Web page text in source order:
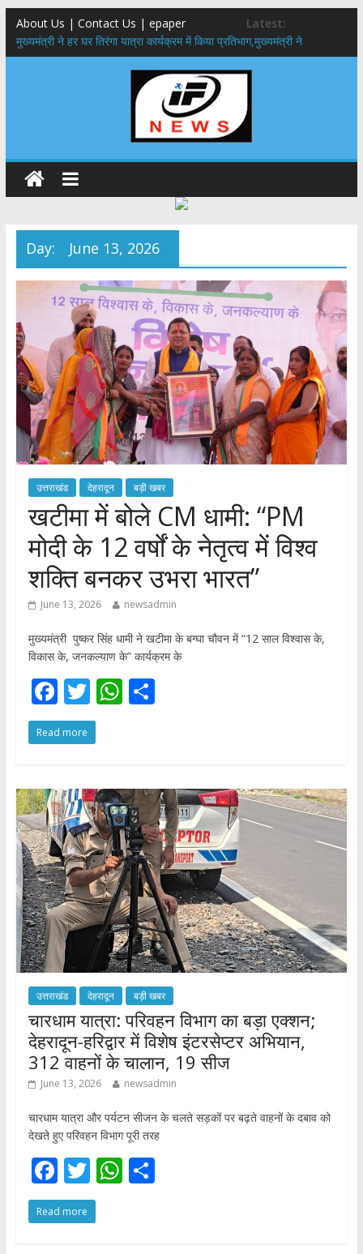
About Us | Contact Us | epaper
Latest:
मुख्यमंत्री ने हर घर तिरंगा यात्रा कार्यक्रम में किया प्रतिभाग,मुख्यमंत्री ने
प्रदेशवासियों से स्वतंत्रता दिवस पर अपने घरों में तिरंगा फहराने का किया आवाह्न
उत्तराखंड के 12 जिलों में अगले 24 घंटे फ्लैश फ्लड का खतरा, आपदा प्रबंधन तंत्र
सरकारी नीतियों में शामिल किए जाएंगे छात्र – छात्राओं के सुझाव ,मुख्यमंत्री युवा
विद्यार्थी मंथन कार्यक्रम में शामिल हुए सीएम पुष्कर सिंह धामी
उत्तराखंड में बढ़ेंगे राजस्व के स्रोत: इको-टूरिज्म, कार्बन क्रेडिट और जड़ी-बूटी आय
पर मुख्य सचिव का जोर
मुख्यमंत्री ने उत्तराखण्ड क्षत्रिय कल्याण समिति की वेबसाइट एवं क्षत्रिय जागरण
स्मारिका का किया विमोचन
Day: June 13, 2026
उत्तराखंड देहरादून बड़ी खबर
​खटीमा में बोले CM धामी: “PM
मोदी के 12 वर्षों के नेतृत्व में विश्व
शक्ति बनकर उभरा भारत”
June 13, 2026 newsadmin
मुख्यमंत्री पुष्कर सिंह धामी ने खटीमा के बग्घा चौवन में “12 साल विश्वास के,
विकास के, जनकल्याण के” कार्यक्रम के
F
ac
e
o
o
k
T
w
itt
W
A
p
p
S
Read more
उत्तराखंड देहरादून बड़ी खबर
चारधाम यात्रा: परिवहन विभाग का बड़ा एक्शन;
देहरादून-हरिद्वार में विशेष इंटरसेप्टर अभियान,
312 वाहनों के चालान, 19 सीज
June 13, 2026 newsadmin
चारधाम यात्रा और पर्यटन सीजन के चलते सड़कों पर बढ़ते वाहनों के दबाव को
देखते हुए परिवहन विभाग पूरी तरह
F
ac
e
T
w
itt
W S
Read more